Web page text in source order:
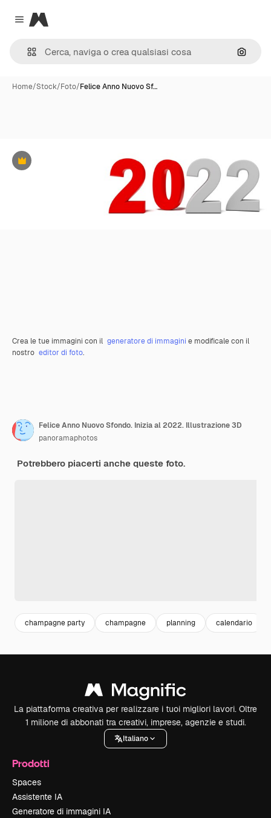
Close menu
Magnific
Cerca
Home/Stock/Foto/Felice Anno Nuovo Sf…
Premium
Crea le tue immagini con il generatore di immagini e modificale con il
nostro editor di foto.
Felice Anno Nuovo Sfondo. Inizia al 2022. Illustrazione 3D
panoramaphotos
Potrebbero piacerti anche queste foto.
champagne party champagne planning calendario
La piattaforma creativa per realizzare i tuoi migliori lavori. Oltre
1 milione di abbonati tra creativi, imprese, agenzie e studi.
Italiano
Prodotti
Spaces
Assistente IA
Generatore di immagini IA